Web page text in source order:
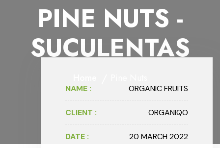
PINE NUTS -
SUCULENTAS
NAME : ORGANIC FRUITS
CLIENT : ORGANIQO
DATE : 20 MARCH 2022